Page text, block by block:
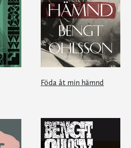
Föda åt min hämnd